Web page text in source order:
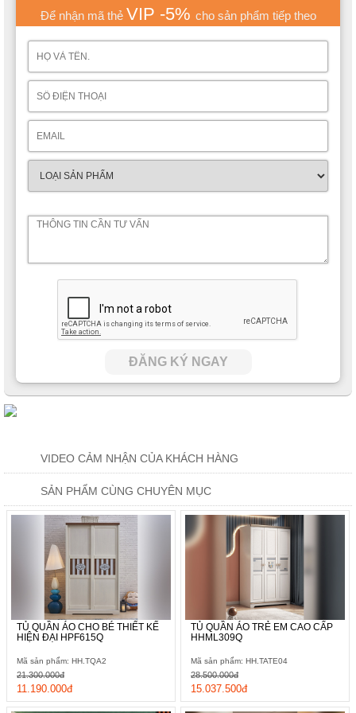
Dù chỉ là chi tiết rất nhỏ nhưng cũng đủ nói đên về sự tỉ mỉ, cẩn
trọng trong quá trình thiết kế mẫu nội thất này. Theo đó, phần
của các bé.
Để nhận mã thẻ VIP -5% cho sản phẩm tiếp theo
ĐĂNG KÝ NGAY
VIDEO CẢM NHẬN CỦA KHÁCH HÀNG
SẢN PHẨM CÙNG CHUYÊN MỤC
TỦ QUẦN ÁO CHO BÉ THIẾT KẾ
HIỆN ĐẠI HPF615Q
Mã sản phẩm: HH.TQA2
11.190.000đ
21.300.000đ
TỦ QUẦN ÁO TRẺ EM CAO CẤP
HHML309Q
Mã sản phẩm: HH.TATE04
15.037.500đ
28.500.000đ